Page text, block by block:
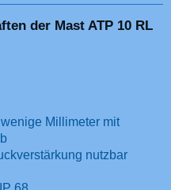
der Mast ATP 10 RL
Millimeter mit
nutzbar